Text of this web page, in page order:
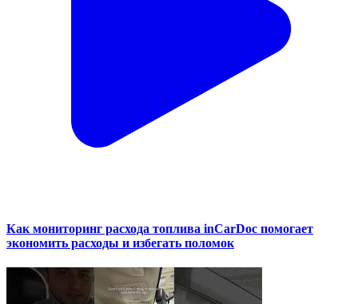
Как мониторинг расхода топлива inCarDoc помогает
экономить расходы и избегать поломок